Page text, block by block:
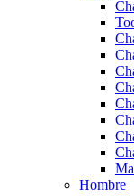
Hombre